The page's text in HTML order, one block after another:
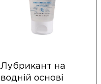
Лубрикант на
водній основі